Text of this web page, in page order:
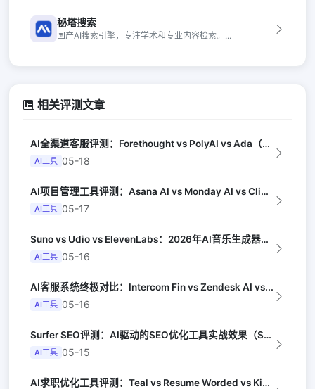
秘塔搜索
国产AI搜索引擎，专注学术和专业内容检索。...
相关评测文章
AI全渠道客服评测：Forethought vs PolyAI vs Ada（G...
AI工具 05-18
AI项目管理工具评测：Asana AI vs Monday AI vs Clic...
AI工具 05-17
Suno vs Udio vs ElevenLabs：2026年AI音乐生成器三...
AI工具 05-16
AI客服系统终极对比：Intercom Fin vs Zendesk AI vs...
AI工具 05-16
Surfer SEO评测：AI驱动的SEO优化工具实战效果（Search Eng...
AI工具 05-15
AI求职优化工具评测：Teal vs Resume Worded vs Kick...